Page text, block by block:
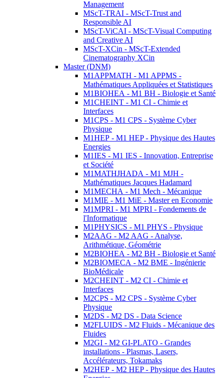
Management
MScT-TRAI - MScT-Trust and
Responsible AI
MScT-ViCAI - MScT-Visual Computing
and Creative AI
MScT-XCin - MScT-Extended
Cinematography XCin
Master (DNM)
M1APPMATH - M1 APPMS -
Mathématiques Appliquées et Statistiques
M1BIOHEA - M1 BH - Biologie et Santé
M1CHEINT - M1 CI - Chimie et
Interfaces
M1CPS - M1 CPS - Système Cyber
Physique
M1HEP - M1 HEP - Physique des Hautes
Energies
M1IES - M1 IES - Innovation, Entreprise
et Société
M1MATHJHADA - M1 MJH -
Mathématiques Jacques Hadamard
M1MECHA - M1 Mech - Mécanique
M1MIE - M1 MiE - Master en Economie
M1MPRI - M1 MPRI - Fondements de
l'Informatique
M1PHYSICS - M1 PHYS - Physique
M2AAG - M2 AAG - Analyse,
Arithmétique, Géométrie
M2BIOHEA - M2 BH - Biologie et Santé
M2BIOMECA - M2 BME - Ingénierie
BioMédicale
M2CHEINT - M2 CI - Chimie et
Interfaces
M2CPS - M2 CPS - Système Cyber
Physique
M2DS - M2 DS - Data Science
M2FLUIDS - M2 Fluids - Mécanique des
Fluides
M2GI - M2 GI-PLATO - Grandes
installations - Plasmas, Lasers,
Accélérateurs, Tokamaks
M2HEP - M2 HEP - Physique des Hautes